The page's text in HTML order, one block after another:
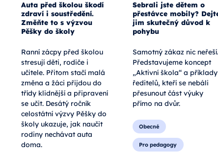
Auta před školou škodí
zdraví i soustředění.
Změňte to s výzvou
Pěšky do školy
Ranní zácpy před školou
stresují děti, rodiče i
učitele. Přitom stačí malá
změna a žáci přijdou do
třídy klidnější a připravení
se učit. Desátý ročník
celostátní výzvy Pěšky do
školy ukazuje, jak naučit
rodiny nechávat auta
doma.
Sebrali jste dětem o
přestávce mobily?
jim skutečný důvod k
pohybu
Samotný zákaz nic neřeší.
Představujeme koncept
„Aktivní škola“ a příklady
ředitelů, kteří se nebáli
přesunout část výuky
přímo na dvůr.
Obecné
Pro pedagogy